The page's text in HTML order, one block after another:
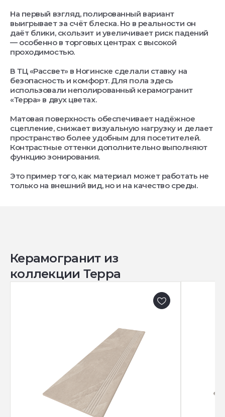
На первый взгляд, полированный вариант
выигрывает за счёт блеска. Но в реальности он
даёт блики, скользит и увеличивает риск падений
— особенно в торговых центрах с высокой
проходимостью.
В ТЦ «Рассвет» в Ногинске сделали ставку на
безопасность и комфорт. Для пола здесь
использовали неполированный керамогранит
«Терра» в двух цветах.
Матовая поверхность обеспечивает надёжное
сцепление, снижает визуальную нагрузку и делает
пространство более удобным для посетителей.
Контрастные оттенки дополнительно выполняют
функцию зонирования.
Это пример того, как материал может работать не
только на внешний вид, но и на качество среды.
Керамогранит из
коллекции Терра